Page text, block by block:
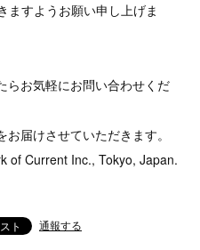
ますようお願い申し上げま
らお気軽にお問い合わせくだ
届けさせていただきます。
of Current Inc., Tokyo, Japan.
通報する